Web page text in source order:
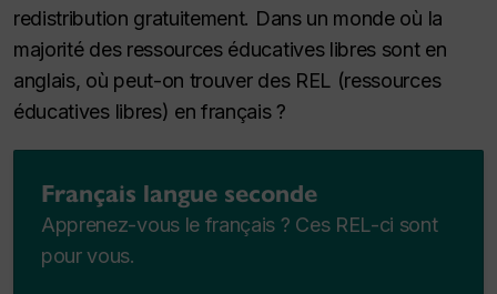
redistribution gratuitement. Dans un monde où la
majorité des ressources éducatives libres sont en
anglais, où peut-on trouver des REL (ressources
éducatives libres) en français ?
Français langue seconde
Apprenez-vous le français ? Ces REL-ci sont
pour vous.